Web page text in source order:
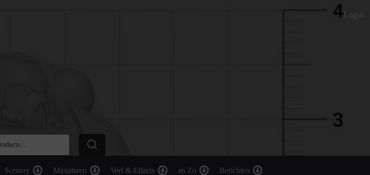
Login
Scenery Miniaturen Verf & Effects en Zo Berichten